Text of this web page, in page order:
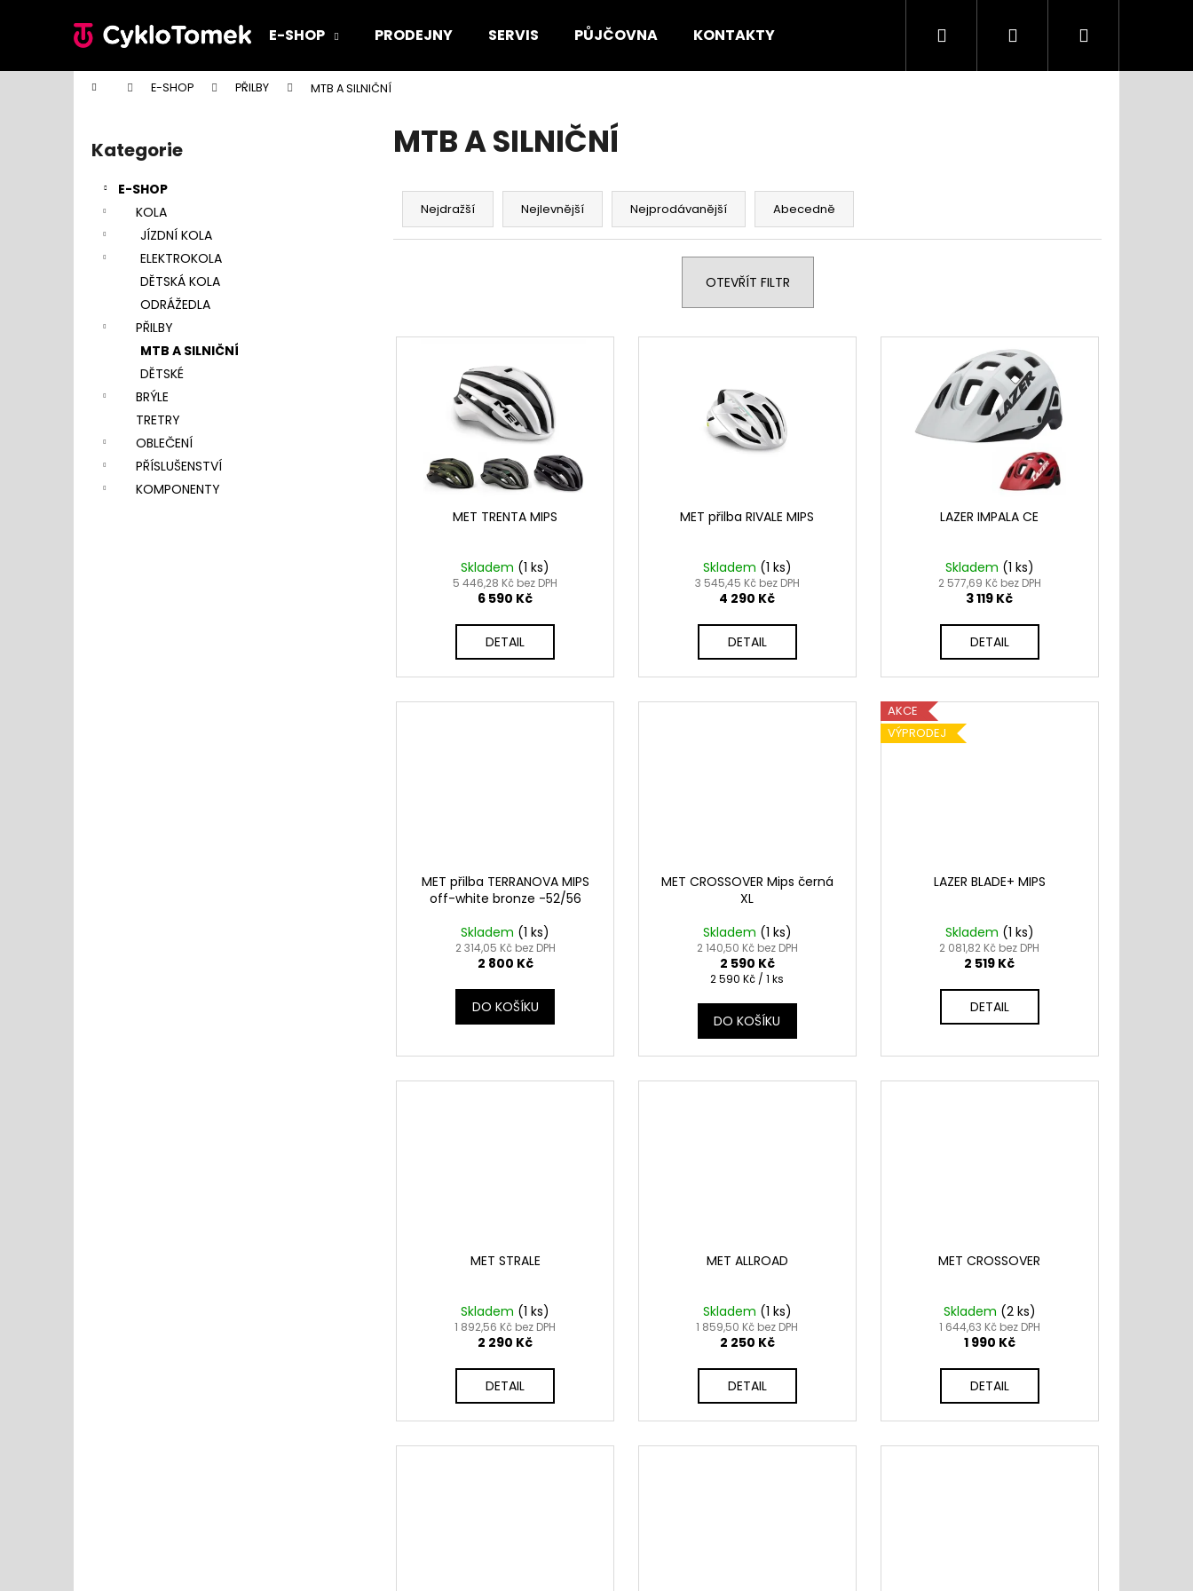
E-SHOP PRODEJNY SERVIS PŮJČOVNA KONTAKTY Hledat PřihlášeníNákupní
Domů E-SHOP PŘILBY MTB A SILNIČNÍ
Přeskočit
kategorie
Kategorie
E-SHOP
KOLA
JÍZDNÍ KOLA
ELEKTROKOLA
DĚTSKÁ KOLA
ODRÁŽEDLA
PŘILBY
MTB A SILNIČNÍ
DĚTSKÉ
BRÝLE
TRETRY
OBLEČENÍ
PŘÍSLUŠENSTVÍ
KOMPONENTY
MTB A SILNIČNÍ
Ř
z
Nejdražší Nejlevnější Nejprodávanější Abecedně
OTEVŘÍT FILTR
V
MET TRENTA MIPS
Skladem (1 ks)
5 446,28 Kč bez DPH
6 590 Kč
DETAIL
MET přilba RIVALE MIPS
Skladem (1 ks)
3 545,45 Kč bez DPH
4 290 Kč
DETAIL
LAZER IMPALA CE
Skladem (1 ks)
2 577,69 Kč bez DPH
3 119 Kč
DETAIL
MET přilba TERRANOVA MIPS
off-white bronze -52/56
Skladem (1 ks)
2 314,05 Kč bez DPH
2 800 Kč
DO KOŠÍKU
MET CROSSOVER Mips černá
XL
Skladem (1 ks)
2 140,50 Kč bez DPH
2 590 Kč
Měrná
2 590 Kč / 1 ks
DO KOŠÍKU
AKCE
VÝPRODEJ
LAZER BLADE+ MIPS
Skladem (1 ks)
2 081,82 Kč bez DPH
2 519 Kč
DETAIL
MET STRALE
Skladem (1 ks)
1 892,56 Kč bez DPH
2 290 Kč
DETAIL
MET ALLROAD
Skladem (1 ks)
1 859,50 Kč bez DPH
2 250 Kč
DETAIL
MET CROSSOVER
Skladem (2 ks)
1 644,63 Kč bez DPH
1 990 Kč
DETAIL
í
Zpět
do
Zpět
do
Doporučujeme